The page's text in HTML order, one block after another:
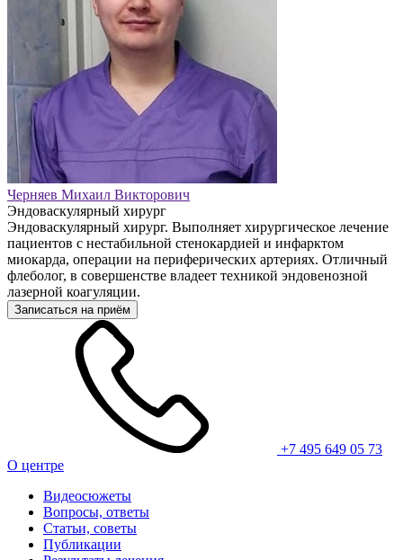
Черняев Михаил Викторович
Эндоваскулярный хирург
Эндоваскулярный хирург. Выполняет хирургическое лечение
пациентов с нестабильной стенокардией и инфарктом
миокарда, операции на периферических артериях. Отличный
флеболог, в совершенстве владеет техникой эндовенозной
лазерной коагуляции.
Записаться на приём
+7 495 649 05 73
О центре
Видеосюжеты
Вопросы, ответы
Статьи, советы
Публикации